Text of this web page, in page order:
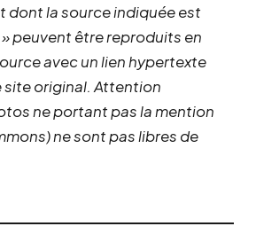
dont la source indiquée est
peuvent être reproduits en
avec un lien hypertexte
site original. Attention
ne portant pas la mention
ne sont pas libres de